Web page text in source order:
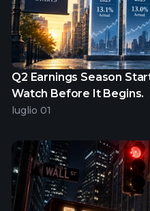
Q2 Earnings Season
Watch Before It Begins.
luglio 01